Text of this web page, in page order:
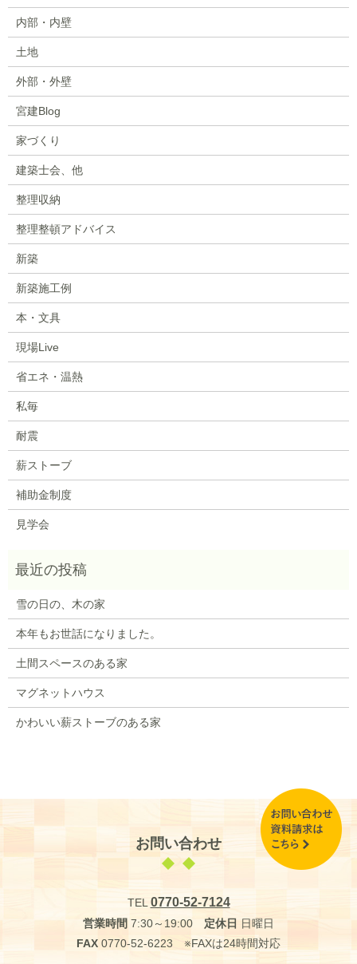
内部・内壁
土地
外部・外壁
宮建Blog
家づくり
建築士会、他
整理収納
整理整頓アドバイス
新築
新築施工例
本・文具
現場Live
省エネ・温熱
私毎
耐震
薪ストーブ
補助金制度
見学会
雪の日の、木の家
本年もお世話になりました。
土間スペースのある家
マグネットハウス
かわいい薪ストーブのある家
お問い合わせ
TEL0770-52-7124
営業時間 7:30～19:00 定休日 日曜日
FAX 0770-52-6223 ※FAXは24時間対応